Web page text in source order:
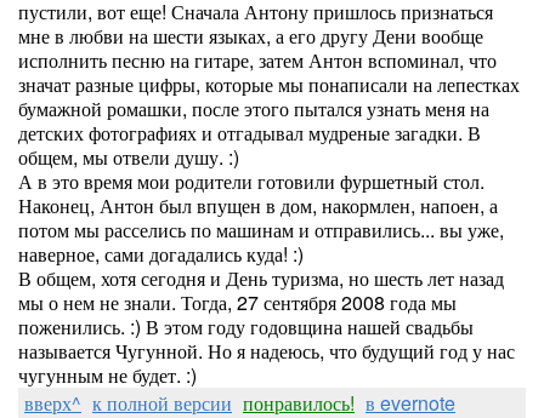
пустили, вот еще! Сначала Антону пришлось признаться
мне в любви на шести языках, а его другу Дени вообще
исполнить песню на гитаре, затем Антон вспоминал, что
значат разные цифры, которые мы понаписали на лепестках
бумажной ромашки, после этого пытался узнать меня на
детских фотографиях и отгадывал мудреные загадки. В
общем, мы отвели душу. :)
А в это время мои родители готовили фуршетный стол.
Наконец, Антон был впущен в дом, накормлен, напоен, а
потом мы расселись по машинам и отправились... вы уже,
наверное, сами догадались куда! :)
В общем, хотя сегодня и День туризма, но шесть лет назад
мы о нем не знали. Тогда, 27 сентября 2008 года мы
поженились. :) В этом году годовщина нашей свадьбы
называется Чугунной. Но я надеюсь, что будущий год у нас
чугунным не будет. :)
вверх^ к полной версии понравилось! в evernote